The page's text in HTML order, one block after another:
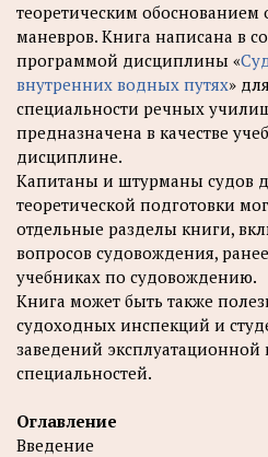
теоретическим
маневров. Книга написана в
программой дисциплины «
внутренних водных путях»
специальности речных
предназначена в качестве
дисциплине.
Капитаны и штурманы судов
теоретической подготовки
отдельные разделы книги,
вопросов судовождения,
учебниках по судовождению.
Книга может быть также
судоходных инспекций и
заведений эксплуатационной
специальностей.
Оглавление
Введение